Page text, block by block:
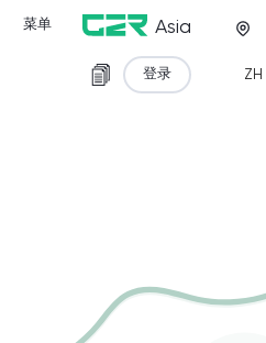
菜单 Asia
ZH
登录